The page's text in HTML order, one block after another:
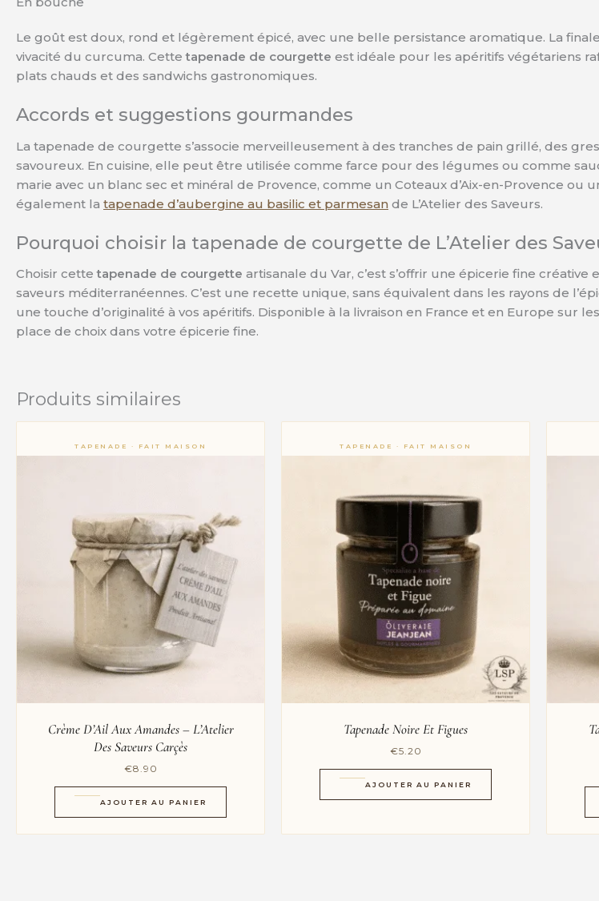
Le goût est doux, rond et légèrement épicé, avec une belle persistance aromatique. La
vivacité du curcuma. Cettetapenade de courgette est idéale pour les apéritifs végétariens
plats chauds et des sandwichs gastronomiques.
Accords et suggestions gourmandes
La tapenade de courgette s’associe merveilleusement à des tranches de pain grillé, des
savoureux. En cuisine, elle peut être utilisée comme farce pour des légumes ou comme
marie avec un blanc sec et minéral de Provence, comme un Coteaux d’Aix-en-Provence
également la tapenade d’aubergine au basilic et parmesan de L’Atelier des Saveurs.
Pourquoi choisir la tapenade de courgette de L’Atelier des
Choisir cettetapenade de courgette artisanale du Var, c’est s’offrir une épicerie fine
saveurs méditerranéennes. C’est une recette unique, sans équivalent dans les rayons de
une touche d’originalité à vos apéritifs. Disponible à la livraison en France et en Europe sur
place de choix dans votre épicerie fine.
Produits similaires
Crème D’Ail Aux Amandes – L’Atelier
Des Saveurs Carçès
€8.90
AJOUTER AU PANIER
Tapenade Noire Et Figues
€5.20
AJOUTER AU PANIER